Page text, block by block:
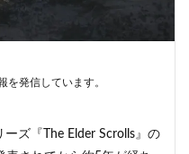
発信しています。
ズ『The Elder Scrolls』の